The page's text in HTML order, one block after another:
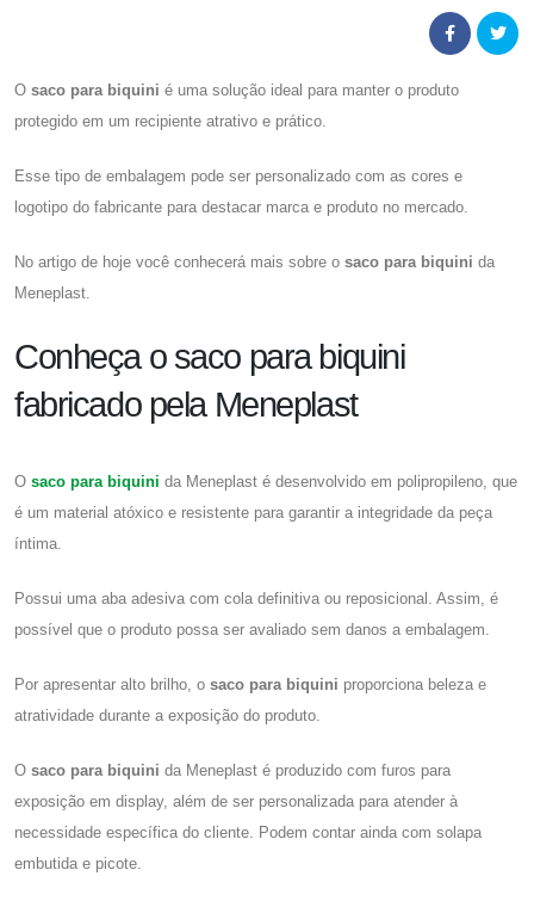
O saco para biquini é uma solução ideal para manter o produto
protegido em um recipiente atrativo e prático.
Esse tipo de embalagem pode ser personalizado com as cores e
logotipo do fabricante para destacar marca e produto no mercado.
No artigo de hoje você conhecerá mais sobre o saco para biquini da
Meneplast.
Conheça o saco para biquini
fabricado pela Meneplast
O saco para biquini da Meneplast é desenvolvido em polipropileno, que
é um material atóxico e resistente para garantir a integridade da peça
íntima.
Possui uma aba adesiva com cola definitiva ou reposicional. Assim, é
possível que o produto possa ser avaliado sem danos a embalagem.
Por apresentar alto brilho, o saco para biquini proporciona beleza e
atratividade durante a exposição do produto.
O saco para biquini da Meneplast é produzido com furos para
exposição em display, além de ser personalizada para atender à
necessidade específica do cliente. Podem contar ainda com solapa
embutida e picote.